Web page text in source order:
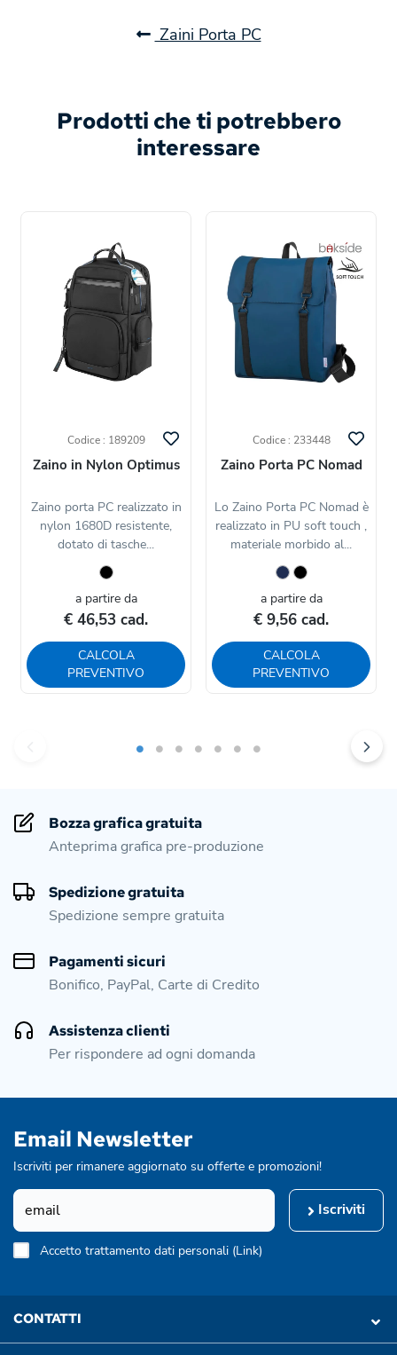
Zaini Porta PC
Prodotti che ti potrebbero
interessare
Codice : 189209
Zaino in Nylon Optimus
Zaino porta PC realizzato in
nylon 1680D resistente,
dotato di tasche...
a partire da
€ 46,53 cad.
CALCOLA
PREVENTIVO
Codice : 233448
Zaino Porta PC Nomad
Lo Zaino Porta PC Nomad è
realizzato in PU soft touch ,
materiale morbido al...
a partire da
€ 9,56 cad.
CALCOLA
PREVENTIVO
Bozza grafica gratuita
Anteprima grafica pre-produzione
Spedizione gratuita
Spedizione sempre gratuita
Pagamenti sicuri
Bonifico, PayPal, Carte di Credito
Assistenza clienti
Per rispondere ad ogni domanda
Email Newsletter
Iscriviti per rimanere aggiornato su offerte e promozioni!
Iscriviti
Accetto trattamento dati personali (Link)
CONTATTI